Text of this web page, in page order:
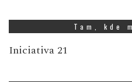
Tam, kde
Iniciativa 21